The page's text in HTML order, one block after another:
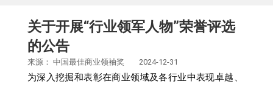
关于开展“行业领军人物”荣誉评选
的公告
来源： 中国最佳商业领袖奖 2024-12-31
为深入挖掘和表彰在商业领域及各行业中表现卓越、